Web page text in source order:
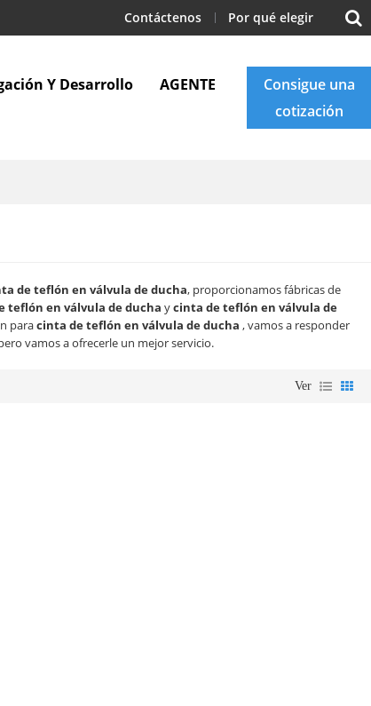
Contáctenos Por qué elegir
Y Desarrollo AGENTE
Consigue una
cotización
de teflón en válvula de ducha, proporcionamos fábricas de
teflón en válvula de ducha ycinta de teflón en válvula de
paracinta de teflón en válvula de ducha , vamos a responder
vamos a ofrecerle un mejor servicio.
Ver